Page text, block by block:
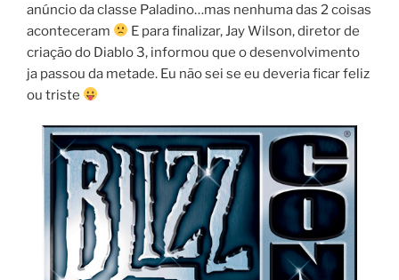
anúncio da classe Paladino…mas nenhuma das 2 coisas
aconteceram
E para finalizar, Jay Wilson, diretor de
criação do Diablo 3, informou que o desenvolvimento
ja passou da metade. Eu não sei se eu deveria ficar feliz
ou triste